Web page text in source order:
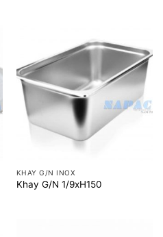
KHAY G/N INOX
Khay G/N 1/9xH150